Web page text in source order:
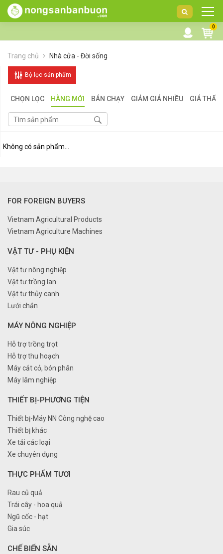
0
DANH
MỤC
Trang chủ Nhà cửa - Đời sống
Bộ lọc sản phẩm
CHỌN LỌC HÀNG MỚI BÁN CHẠY GIẢM GIÁ NHIỀU GIÁ THẤP
Không có sản phẩm...
FOR FOREIGN BUYERS
Vietnam Agricultural Products
Vietnam Agriculture Machines
VẬT TƯ - PHỤ KIỆN
Vật tư nông nghiệp
Vật tư trồng lan
Vật tư thủy canh
Lưới chắn
MÁY NÔNG NGHIỆP
Hỗ trợ trồng trọt
Hỗ trợ thu hoạch
Máy cắt cỏ, bón phân
Máy lâm nghiệp
THIẾT BỊ-PHƯƠNG TIỆN
Thiết bị-Máy NN Công nghệ cao
Thiết bị khác
Xe tải các loại
Xe chuyên dụng
THỰC PHẨM TƯƠI
Rau củ quả
Trái cây - hoa quả
Ngũ cốc - hạt
Gia súc
CHẾ BIẾN SẴN